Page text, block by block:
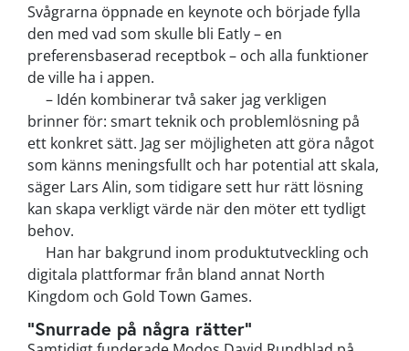
Svågrarna öppnade en keynote och började fylla
den med vad som skulle bli Eatly – en
preferensbaserad receptbok – och alla funktioner
de ville ha i appen.
– Idén kombinerar två saker jag verkligen
brinner för: smart teknik och problemlösning på
ett konkret sätt. Jag ser möjligheten att göra något
som känns meningsfullt och har potential att skala,
säger Lars Alin, som tidigare sett hur rätt lösning
kan skapa verkligt värde när den möter ett tydligt
behov.
Han har bakgrund inom produktutveckling och
digitala plattformar från bland annat North
Kingdom och Gold Town Games.
"Snurrade på några rätter"